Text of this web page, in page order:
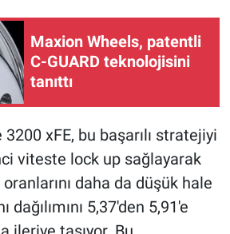
Maxion Wheels, patentli
C-GUARD teknolojisini
tanıttı
xFE, bu başarılı stratejiyi
viteste lock up sağlayarak
daha da düşük hale
5,37'den 5,91'e